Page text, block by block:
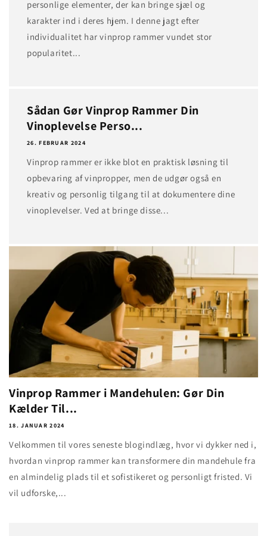
personlige elementer, der kan bringe sjæl og
karakter ind i deres hjem. I denne jagt efter
individualitet har vinprop rammer vundet stor
popularitet...
Sådan Gør Vinprop Rammer Din
Vinoplevelse Perso...
26. FEBRUAR 2024
Vinprop rammer er ikke blot en praktisk løsning til
opbevaring af vinpropper, men de udgør også en
kreativ og personlig tilgang til at dokumentere dine
vinoplevelser. Ved at bringe disse...
Vinprop Rammer i Mandehulen: Gør Din
Kælder Til...
18. JANUAR 2024
Velkommen til vores seneste blogindlæg, hvor vi dykker ned i,
hvordan vinprop rammer kan transformere din mandehule fra
en almindelig plads til et sofistikeret og personligt fristed. Vi
vil udforske,...